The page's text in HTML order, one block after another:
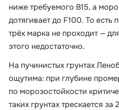
ниже требуемого B15, а
дотягивает до F100. То есть
трёх марка не проходит —
этого недостаточно.
На пучинистых грунтах
ощутима: при глубине
по морозостойкости
таких грунтах трескается